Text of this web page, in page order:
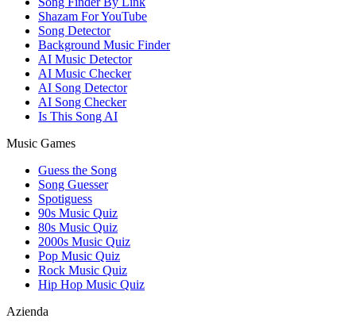
Shazam For YouTube
Song Detector
Background Music Finder
AI Music Detector
AI Music Checker
AI Song Detector
AI Song Checker
Is This Song AI
Music Games
Guess the Song
Song Guesser
Spotiguess
90s Music Quiz
80s Music Quiz
2000s Music Quiz
Pop Music Quiz
Rock Music Quiz
Hip Hop Music Quiz
Azienda